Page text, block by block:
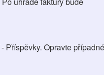
Příspěvky. Opravte případné